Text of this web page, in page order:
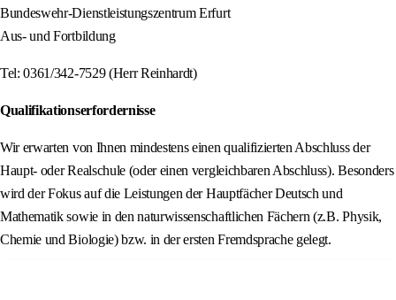
Bundeswehr-Dienstleistungszentrum Erfurt
Aus- und Fortbildung
Tel: 0361/342-7529 (Herr Reinhardt)
Qualifikationserfordernisse
Wir erwarten von Ihnen mindestens einen qualifizierten Abschluss der
Haupt- oder Realschule (oder einen vergleichbaren Abschluss). Besonders
wird der Fokus auf die Leistungen der Hauptfächer Deutsch und
Mathematik sowie in den naturwissenschaftlichen Fächern (z.B. Physik,
Chemie und Biologie) bzw. in der ersten Fremdsprache gelegt.